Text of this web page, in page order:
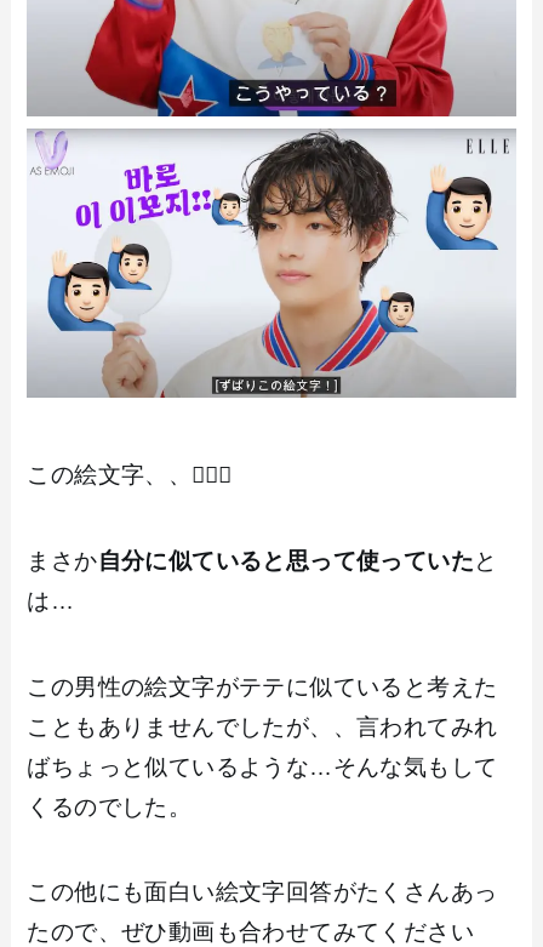
この絵文字、、🙋🏻‍♂️
まさか自分に似ていると思って使っていたと
は…
この男性の絵文字がテテに似ていると考えた
こともありませんでしたが、、言われてみれ
ばちょっと似ているような…そんな気もして
くるのでした。
この他にも面白い絵文字回答がたくさんあっ
たので、ぜひ動画も合わせてみてください